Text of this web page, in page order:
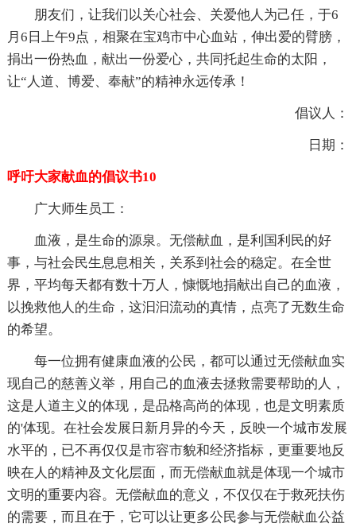
朋友们，让我们以关心社会、关爱他人为己任，于6
月6日上午9点，相聚在宝鸡市中心血站，伸出爱的臂膀，
捐出一份热血，献出一份爱心，共同托起生命的太阳，
让“人道、博爱、奉献”的精神永远传承！
倡议人：
日期：
呼吁大家献血的倡议书10
广大师生员工：
血液，是生命的源泉。无偿献血，是利国利民的好
事，与社会民生息息相关，关系到社会的稳定。在全世
界，平均每天都有数十万人，慷慨地捐献出自己的血液，
以挽救他人的生命，这汩汩流动的真情，点亮了无数生命
的希望。
每一位拥有健康血液的公民，都可以通过无偿献血实
现自己的慈善义举，用自己的血液去拯救需要帮助的人，
这是人道主义的体现，是品格高尚的体现，也是文明素质
的'体现。在社会发展日新月异的今天，反映一个城市发展
水平的，已不再仅仅是市容市貌和经济指标，更重要地反
映在人的精神及文化层面，而无偿献血就是体现一个城市
文明的重要内容。无偿献血的意义，不仅仅在于救死扶伤
的需要，而且在于，它可以让更多公民参与无偿献血公益